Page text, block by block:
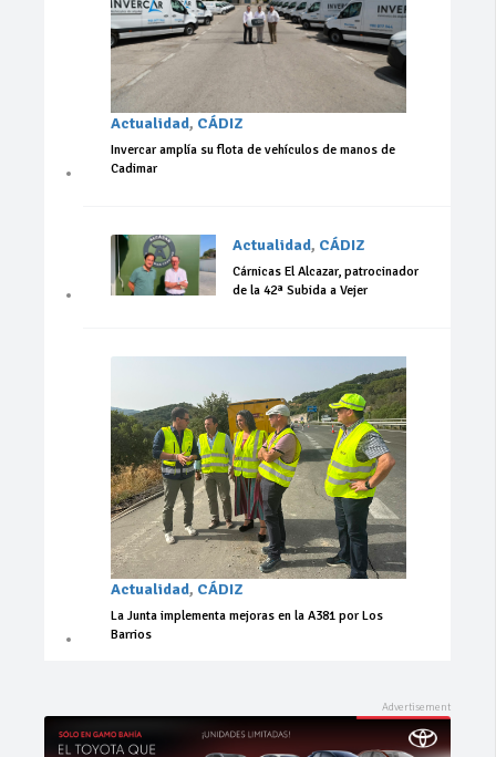
Actualidad, CÁDIZ
Invercar amplía su flota de vehículos de manos de
Cadimar
Actualidad, CÁDIZ
Cárnicas El Alcazar, patrocinador
de la 42ª Subida a Vejer
Actualidad, CÁDIZ
La Junta implementa mejoras en la A381 por Los
Barrios